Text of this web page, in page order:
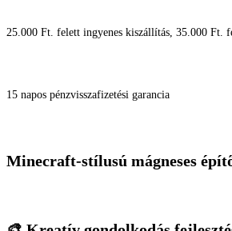
25.000 Ft. felett ingyenes kiszállítás, 35.000 Ft.
15 napos pénzvisszafizetési garancia
Minecraft-stílusú mágneses